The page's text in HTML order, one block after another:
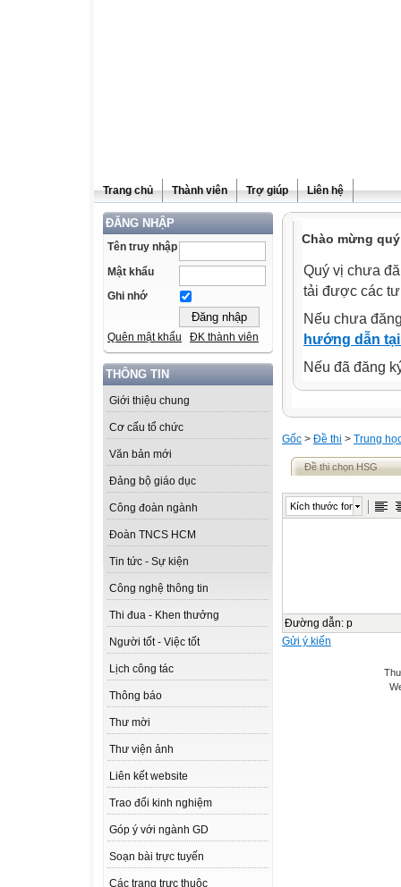
Trang chủ Thành viên Trợ giúp Liên hệ
ĐĂNG NHẬP
Tên truy nhập
Mật khẩu
Ghi nhớ
Quên mật khẩu ĐK thành viên
THÔNG TIN
Giới thiệu chung
Cơ cấu tổ chức
Văn bản mới
Đảng bộ giáo dục
Công đoàn ngành
Đoàn TNCS HCM
Tin tức - Sự kiện
Công nghệ thông tin
Thi đua - Khen thưởng
Người tốt - Việc tốt
Lịch công tác
Thông báo
Thư mời
Thư viện ảnh
Liên kết website
Trao đổi kinh nghiệm
Góp ý với ngành GD
Soạn bài trực tuyến
Các trang trực thuộc
Chào mừng
Quý vị chưa
tải được các
Nếu chưa
hướng dẫn
Nếu đã đăng
Gốc > Đề thi > Trung
Đề thi chọn HSG
Kích thước font
Đường dẫn: p
Gửi ý kiến